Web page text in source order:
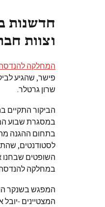
חדשנות
וצוות
המחלקה
פישר, שהגיע
שרון גרטלר.
הביקור התקיים
במסגרת שבוע
בתחום ההגנה
לסטודנטים,
השופטים
במחלקה להנדסה
המפגש בשנקר
המצטיינים -יובל